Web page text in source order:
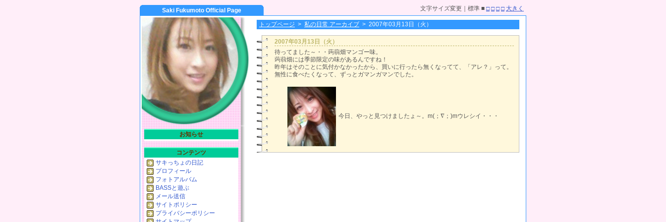
Saki Fukumoto Official Page 文字サイズ変更｜標準 ■ □ □ □ □ 大きく
トップページ > 私の日常 アーカイブ > 2007年03月13日（火）
2007年03月13日（火）
待ってました～・・蒟蒻畑マンゴー味。
蒟蒻畑には季節限定の味があるんですね！
昨年はそのことに気付かなかったから、買いに行ったら無くなってて、「アレ？」って。
無性に食べたくなって、ずっとガマンガマンでした。
今日、やっと見つけましたょ～。m(；∇；)mウレシイ・・・
お知らせ
コンテンツ
サキっちょの日記
プロフィール
フォトアルバム
BASSと遊ぶ
メール送信
サイトポリシー
プライバシーポリシー